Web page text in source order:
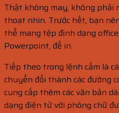
Thật không may, không phải
thoạt nhìn. Trước hết, bạn
thể mang tệp định dạng
Powerpoint, để in.
Tiếp theo trong lệnh cấm là
chuyển đổi thành các đường
cung cấp thêm các văn bản
dạng điện tử với phông chữ